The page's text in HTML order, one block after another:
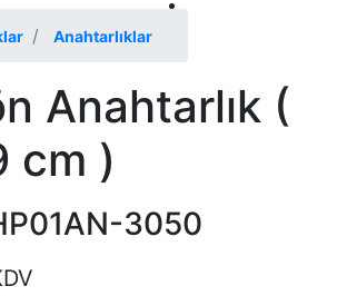
Anahtarlıklar
Anahtarlık (
cm )
3050